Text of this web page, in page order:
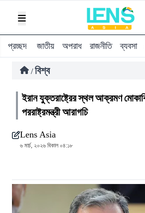
প্রচ্ছদ জাতীয় অপরাধ রাজনীতি ব্যবসা
/ বিশ্ব
ইরান যুক্তরাষ্ট্রের স্থল আক্রমণ
পররাষ্ট্রমন্ত্রী আরাগচি
Lens Asia
৬ মার্চ, ২০২৬ বিকাল ০৪:১৮